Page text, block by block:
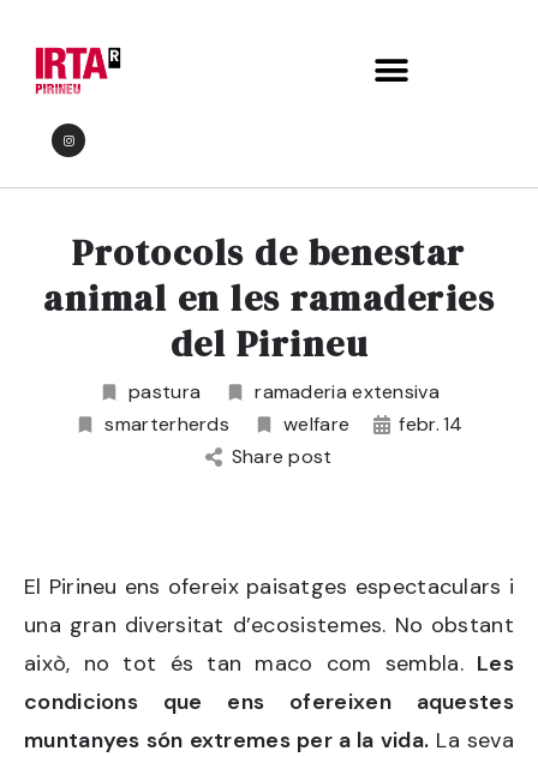
Protocols de benestar
animal en les ramaderies
del Pirineu
pastura
ramaderia extensiva
smarterherds
welfare febr.14
Share post
El Pirineu ens ofereix paisatges espectaculars i
una gran diversitat d’ecosistemes. No obstant
això, no tot és tan maco com sembla. Les
condicions que ens ofereixen aquestes
muntanyes són extremes per a la vida. La seva